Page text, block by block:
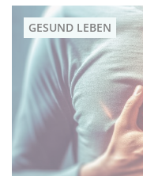
teilentwittern teilen teilen
GESUND LEBEN